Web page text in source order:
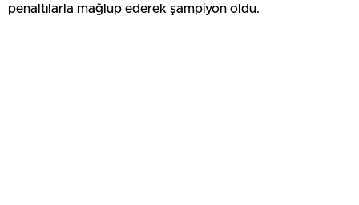
penaltılarla mağlup ederek şampiyon oldu.